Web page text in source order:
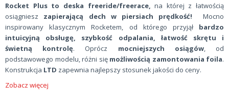
Rocket Plus to deska freeride/freerace, na której z łatwością
osiągniesz zapierającą dech w piersiach prędkość! Mocno
inspirowany klasycznym Rocketem, od którego przyjął bardzo
intuicyjną obsługę, szybkość odpalania, łatwość skrętu i
świetną kontrolę. Oprócz mocniejszych osiągów, od
podstawowego modelu, różni się możliwością zamontowania foila.
Konstrukcja LTD zapewnia najlepszy stosunek jakości do ceny.
Zobacz więcej